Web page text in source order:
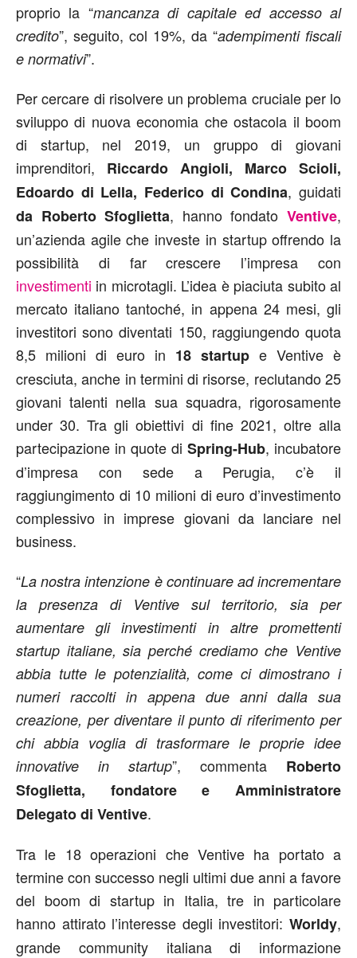
proprio la “mancanza di capitale ed accesso al
credito”, seguito, col 19%, da “adempimenti fiscali
e normativi”.
Per cercare di risolvere un problema cruciale per lo
sviluppo di nuova economia che ostacola il boom
di startup, nel 2019, un gruppo di giovani
imprenditori, Riccardo Angioli, Marco Scioli,
Edoardo di Lella, Federico di Condina, guidati
da Roberto Sfoglietta, hanno fondatoVentive,
un’azienda agile che investe in startup offrendo la
possibilità di far crescere l’impresa con
investimenti in microtagli. L’idea è piaciuta subito al
mercato italiano tantoché, in appena 24 mesi, gli
investitori sono diventati 150, raggiungendo quota
8,5 milioni di euro in 18 startup e Ventive è
cresciuta, anche in termini di risorse, reclutando 25
giovani talenti nella sua squadra, rigorosamente
under 30. Tra gli obiettivi di fine 2021, oltre alla
partecipazione in quote di Spring-Hub, incubatore
d’impresa con sede a Perugia, c’è il
raggiungimento di 10 milioni di euro d’investimento
complessivo in imprese giovani da lanciare nel
business.
“La nostra intenzione è continuare ad incrementare
la presenza di Ventive sul territorio, sia per
aumentare gli investimenti in altre promettenti
startup italiane, sia perché crediamo che Ventive
abbia tutte le potenzialità, come ci dimostrano i
numeri raccolti in appena due anni dalla sua
creazione, per diventare il punto di riferimento per
chi abbia voglia di trasformare le proprie idee
innovative in startup”, commenta Roberto
Sfoglietta, fondatore e Amministratore
Delegato di Ventive.
Tra le 18 operazioni che Ventive ha portato a
termine con successo negli ultimi due anni a favore
del boom di startup in Italia, tre in particolare
hanno attirato l’interesse degli investitori: Worldy,
grande community italiana di informazione